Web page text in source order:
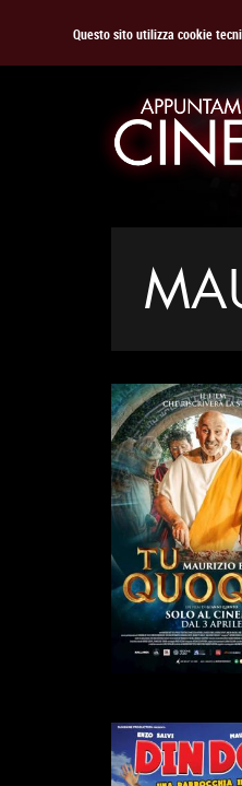
Questo sito utilizza cookie